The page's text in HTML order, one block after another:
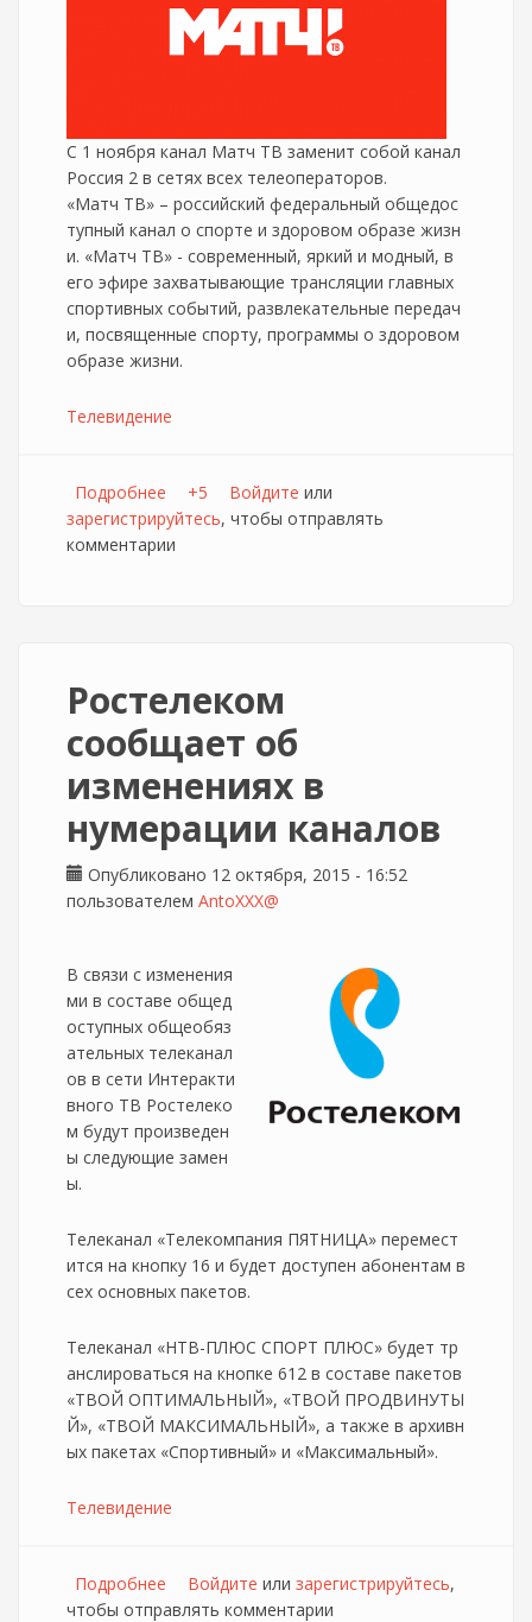
С 1 ноября канал Матч ТВ заменит собой канал
Россия 2 в сетях всех телеоператоров.
«Матч ТВ» – российский федеральный общедос
тупный канал о спорте и здоровом образе жизн
и. «Матч ТВ» - современный, яркий и модный, в
его эфире захватывающие трансляции главных
спортивных событий, развлекательные передач
и, посвященные спорту, программы о здоровом
образе жизни.
Телевидение
Подробнее о Матч ТВ начинает вещание 1го ноября
вместо канала Россия 2
+5 Войдите или
зарегистрируйтесь, чтобы отправлять
комментарии
Ростелеком
сообщает об
изменениях в
нумерации каналов
Опубликовано 12 октября, 2015 - 16:52
пользователем AntoXXX@
В связи с изменения
ми в составе общед
оступных общеобяз
ательных телеканал
ов в сети Интеракти
вного ТВ Ростелеко
м будут произведен
ы следующие замен
ы.
Телеканал «Телекомпания ПЯТНИЦА» перемест
ится на кнопку 16 и будет доступен абонентам в
сех основных пакетов.
Телеканал «НТВ-ПЛЮС СПОРТ ПЛЮС» будет тр
анслироваться на кнопке 612 в составе пакетов
«ТВОЙ ОПТИМАЛЬНЫЙ», «ТВОЙ ПРОДВИНУТЫ
Й», «ТВОЙ МАКСИМАЛЬНЫЙ», а также в архивн
ых пакетах «Спортивный» и «Максимальный».
Телевидение
Подробнее о Ростелеком сообщает об изменениях в
нумерации каналов
Войдите или зарегистрируйтесь,
чтобы отправлять комментарии